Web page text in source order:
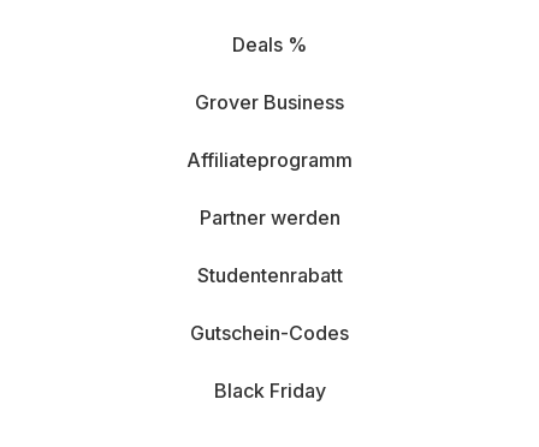
Deals %
Grover Business
Affiliateprogramm
Partner werden
Studentenrabatt
Gutschein-Codes
Black Friday